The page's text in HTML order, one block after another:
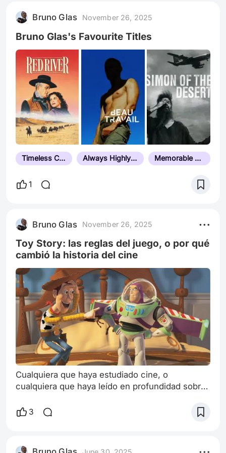
muy identificable. Planos fijos y simétricos,
donde los objetos y personajes aparecen
Bruno Glas November 26, 2025
Bruno Glas's Favourite Titles
Timeless Classic Always Highly Rated Memorable Ending
1
Bruno Glas November 26, 2025
Toy Story: las reglas del juego, o por qué
cambió la historia del cine
Cualquiera que haya estudiado cine, o
cualquiera que haya leído en profundidad sobre
como ocurre en cualquier otro arte, produjeron
Georges Méliès, con el uso del stop motion para
3